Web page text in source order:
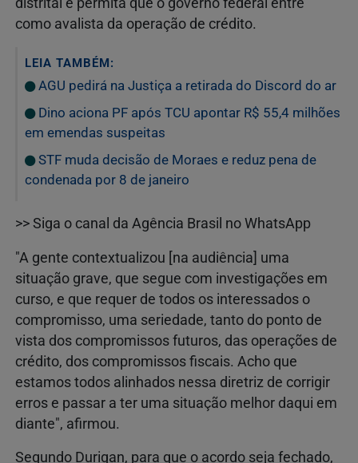
distrital e permita que o governo federal entre
como avalista da operação de crédito.
LEIA TAMBÉM:
AGU pedirá na Justiça a retirada do Discord do ar
Dino aciona PF após TCU apontar R$ 55,4 milhões
em emendas suspeitas
STF muda decisão de Moraes e reduz pena de
condenada por 8 de janeiro
>> Siga o canal da Agência Brasil no WhatsApp
"A gente contextualizou [na audiência] uma
situação grave, que segue com investigações em
curso, e que requer de todos os interessados o
compromisso, uma seriedade, tanto do ponto de
vista dos compromissos futuros, das operações de
crédito, dos compromissos fiscais. Acho que
estamos todos alinhados nessa diretriz de corrigir
erros e passar a ter uma situação melhor daqui em
diante", afirmou.
Segundo Durigan, para que o acordo seja fechado,